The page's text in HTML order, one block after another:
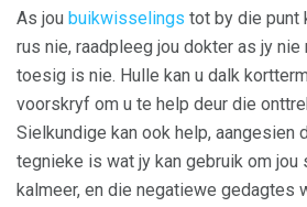
As jou buikwisselings tot by die punt
rus nie, raadpleeg jou dokter as jy
toesig is nie. Hulle kan u dalk
voorskryf om u te help deur die
Sielkundige kan ook help, aangesien
tegnieke is wat jy kan gebruik om
kalmeer, en die negatiewe gedagtes